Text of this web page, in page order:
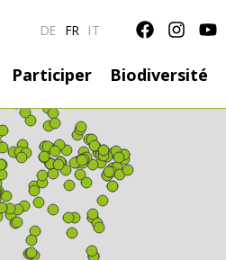
DE FR IT
Participer Biodiversité